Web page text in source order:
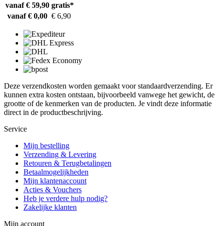
vanaf € 59,90 gratis*
vanaf € 0,00 € 6,90
Deze verzendkosten worden gemaakt voor standaardverzending. Er
kunnen extra kosten ontstaan, bijvoorbeeld vanwege het gewicht, de
grootte of de kenmerken van de producten. Je vindt deze informatie
direct in de productbeschrijving.
Service
Mijn bestelling
Verzending & Levering
Retouren & Terugbetalingen
Betaalmogelijkheden
Mijn klantenaccount
Acties & Vouchers
Heb je verdere hulp nodig?
Zakelijke klanten
Mijn account